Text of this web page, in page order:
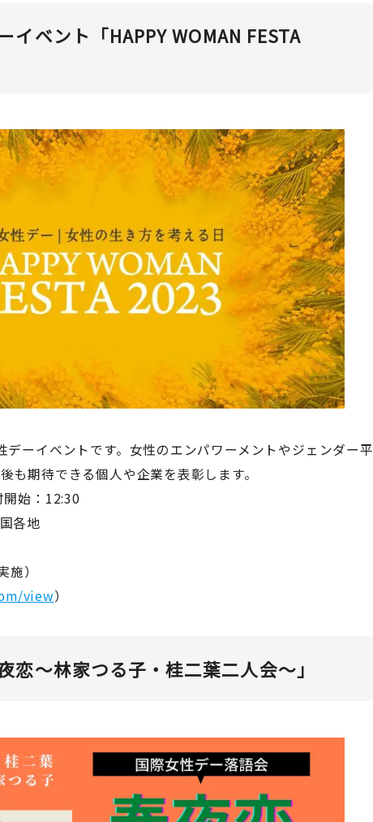
ベント「HAPPY WOMAN FESTA
ーイベントです。女性のエンパワーメントやジェンダー平
期待できる個人や企業を表彰します。
始：12:30
各地
）
view）
恋～林家つる子・桂二葉二人会～」